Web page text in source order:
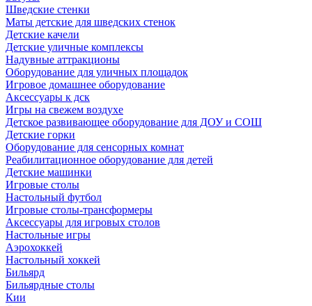
Шведские стенки
Маты детские для шведских стенок
Детские качели
Детские уличные комплексы
Надувные аттракционы
Оборудование для уличных площадок
Игровое домашнее оборудование
Аксессуары к дск
Игры на свежем воздухе
Детское развивающее оборудование для ДОУ и СОШ
Детские горки
Оборудование для сенсорных комнат
Реабилитационное оборудование для детей
Детские машинки
Игровые столы
Настольный футбол
Игровые столы-трансформеры
Аксессуары для игровых столов
Настольные игры
Аэрохоккей
Настольный хоккей
Бильярд
Бильярдные столы
Кии